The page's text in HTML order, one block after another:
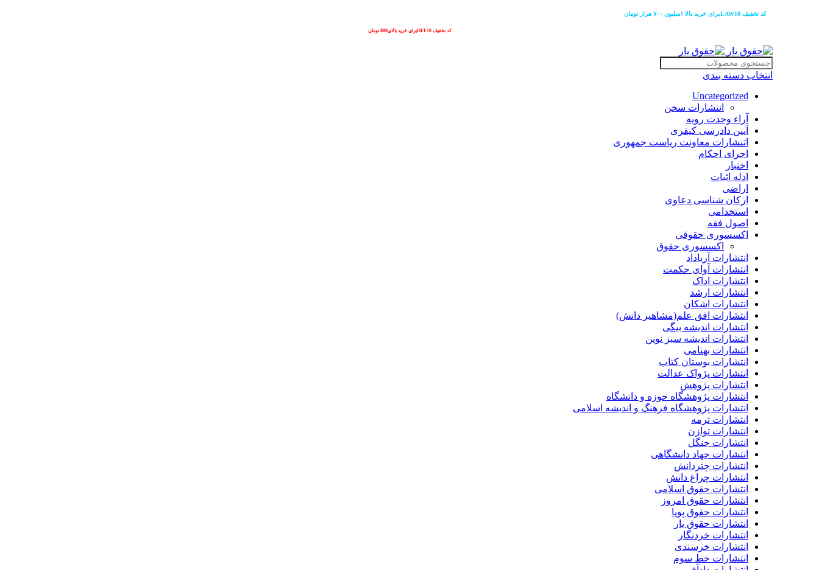
کد تخفیف LAW10برای خرید بالا ۱میلیون ۷۰۰ هزار تومان
کد تخفیف OFF10برای خرید بالای800 تومان
انتخاب دسته بندی
Uncategorized
انتشارات سخن
آراء وحدت رویه
آیین دادرسی کیفری
اتنشارات معاونت ریاست جمهوری
اجرای احکام
اختبار
ادله اثبات
اراضی
ارکان شناسی دعاوی
استخدامی
اصول فقه
اکسسوری حقوقی
اکسسوری حقوق
انتشارات آریاداد
انتشارات آوای حکمت
انتشارات اداک
انتشارات ارشد
انتشارات اشکان
انتشارات افق علم(مشاهیر دانش)
انتشارات اندیشه بیگی
انتشارات اندیشه سبز نوین
انتشارات بهنامی
انتشارات بوستان کتاب
انتشارات پژواک عدالت
انتشارات پژوهش
انتشارات پژوهشگاه حوزه و دانشگاه
انتشارات پژوهشگاه فرهنگ و اندیشه اسلامی
انتشارات ترمه
انتشارات توازن
انتشارات جنگل
انتشارات جهاد دانشگاهی
انتشارات چتردانش
انتشارات چراغ دانش
انتشارات حقوق اسلامی
انتشارات حقوق امروز
انتشارات حقوق پویا
انتشارات حقوق یار
انتشارات خردنگار
انتشارات خرسندی
انتشارات خط سوم